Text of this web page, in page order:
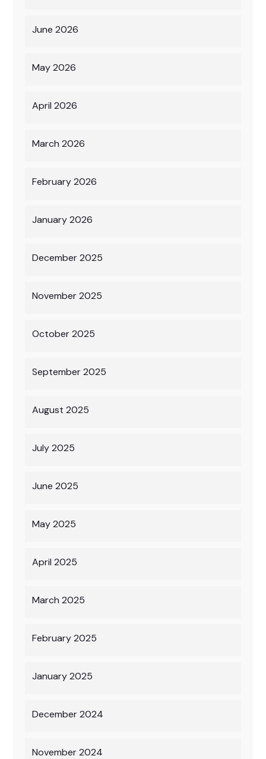
June 2026
May 2026
April 2026
March 2026
February 2026
January 2026
December 2025
November 2025
October 2025
September 2025
August 2025
July 2025
June 2025
May 2025
April 2025
March 2025
February 2025
January 2025
December 2024
November 2024